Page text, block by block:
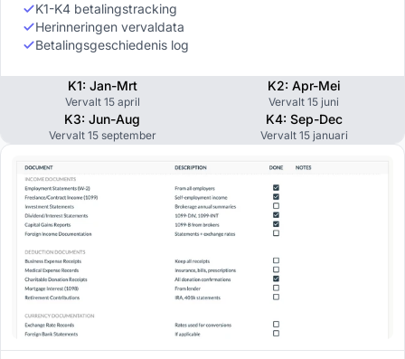
K1-K4 betalingstracking
Herinneringen vervaldata
Betalingsgeschiedenis log
K1: Jan-Mrt
Vervalt 15 april
K2: Apr-Mei
Vervalt 15 juni
K3: Jun-Aug
Vervalt 15 september
K4: Sep-Dec
Vervalt 15 januari